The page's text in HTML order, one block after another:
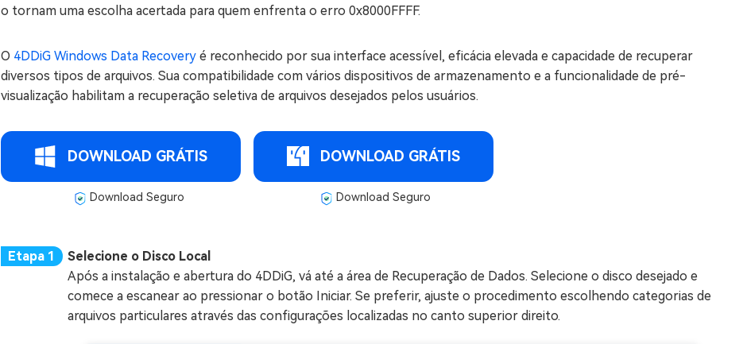
o tornam uma escolha acertada para quem enfrenta o erro 0x8000FFFF.
O 4DDiG Windows Data Recovery é reconhecido por sua interface acessível, eficácia elevada e capacidade de recuperar
diversos tipos de arquivos. Sua compatibilidade com vários dispositivos de armazenamento e a funcionalidade de pré-
visualização habilitam a recuperação seletiva de arquivos desejados pelos usuários.
DOWNLOAD GRÁTIS
Download Seguro
DOWNLOAD GRÁTIS
Download Seguro
Selecione o Disco Local
Após a instalação e abertura do 4DDiG, vá até a área de Recuperação de Dados. Selecione o disco desejado e
comece a escanear ao pressionar o botão Iniciar. Se preferir, ajuste o procedimento escolhendo categorias de
arquivos particulares através das configurações localizadas no canto superior direito.